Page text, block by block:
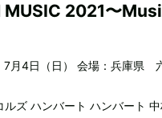
MUSIC 2021〜
月4日（日） 会場：兵庫県
ルズ ハンバート ハンバート